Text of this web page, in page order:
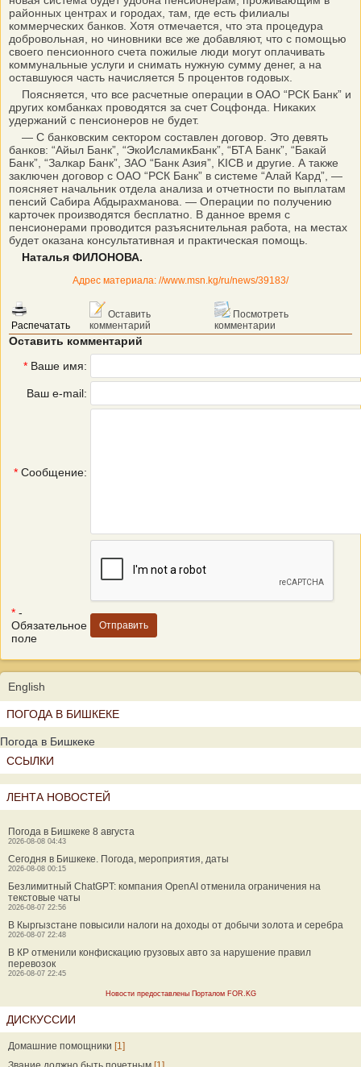
районных центрах и городах, там, где есть филиалы
коммерческих банков. Хотя отмечается, что эта процедура
добровольная, но чиновники все же добавляют, что с помощью
своего пенсионного счета пожилые люди могут оплачивать
коммунальные услуги и снимать нужную сумму денег, а на
оставшуюся часть начисляется 5 процентов годовых.
Поясняется, что все расчетные операции в ОАО “РСК Банк” и
других комбанках проводятся за счет Соцфонда. Никаких
удержаний с пенсионеров не будет.
— С банковским сектором составлен договор. Это девять
банков: “Айыл Банк”, “ЭкоИсламикБанк”, “БТА Банк”, “Бакай
Банк”, “Залкар Банк”, ЗАО “Банк Азия”, KICB и другие. А также
заключен договор с ОАО “РСК Банк” в системе “Алай Кард”, —
поясняет начальник отдела анализа и отчетности по выплатам
пенсий Сабира Абдырахманова. — Операции по получению
карточек производятся бесплатно. В данное время с
пенсионерами проводится разъяснительная работа, на местах
будет оказана консультативная и практическая помощь.
Наталья ФИЛОНОВА.
Адрес материала: //www.msn.kg/ru/news/39183/
Распечатать
Оставить
комментарий
Посмотреть
комментарии
Оставить комментарий
* Ваше имя:
Ваш e-mail:
* Сообщение:
* -
Обязательное
поле
English
ПОГОДА В БИШКЕКЕ
Погода в Бишкеке
ССЫЛКИ
ЛЕНТА НОВОСТЕЙ
Погода в Бишкеке 8 августа
2026-08-08 04:43
Сегодня в Бишкеке. Погода, мероприятия, даты
2026-08-08 00:15
Безлимитный ChatGPT: компания OpenAI отменила ограничения на
текстовые чаты
2026-08-07 22:56
В Кыргызстане повысили налоги на доходы от добычи золота и серебра
2026-08-07 22:48
В КР отменили конфискацию грузовых авто за нарушение правил
перевозок
2026-08-07 22:45
Новости предоставлены Порталом FOR.KG
ДИСКУССИИ
Домашние помощники [1]